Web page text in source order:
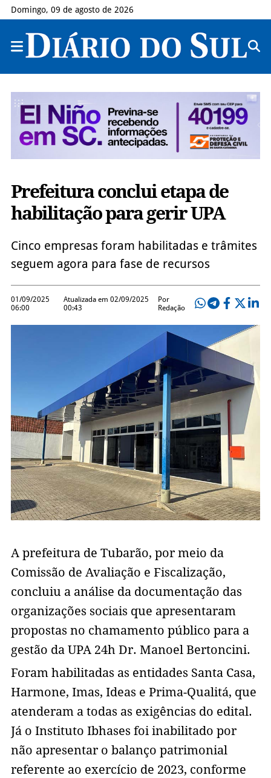
Domingo, 09 de agosto de 2026
Prefeitura conclui etapa de
habilitação para gerir UPA
Cinco empresas foram habilitadas e trâmites
seguem agora para fase de recursos
01/09/2025
06:00
Atualizada em 02/09/2025
00:43
Por
Redação
A prefeitura de Tubarão, por meio da
Comissão de Avaliação e Fiscalização,
concluiu a análise da documentação das
organizações sociais que apresentaram
propostas no chamamento público para a
gestão da UPA 24h Dr. Manoel Bertoncini.
Foram habilitadas as entidades Santa Casa,
Harmone, Imas, Ideas e Prima-Qualitá, que
atenderam a todas as exigências do edital.
Já o Instituto Ibhases foi inabilitado por
não apresentar o balanço patrimonial
referente ao exercício de 2023, conforme